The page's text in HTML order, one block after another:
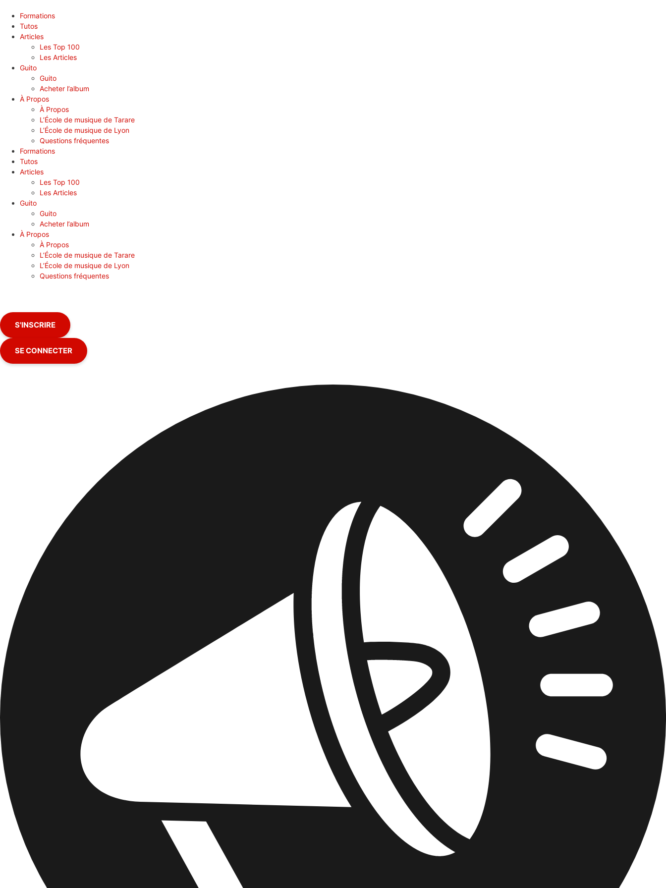
Formations
Tutos
Articles
Les Top 100
Les Articles
Guito
Guito
Acheter l’album
À Propos
À Propos
L’École de musique de Tarare
L’École de musique de Lyon
Questions fréquentes
Formations
Tutos
Articles
Les Top 100
Les Articles
Guito
Guito
Acheter l’album
À Propos
À Propos
L’École de musique de Tarare
L’École de musique de Lyon
Questions fréquentes
S'INSCRIRE
SE CONNECTER